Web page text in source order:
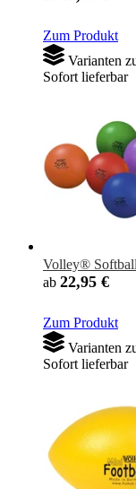
Zum Produkt
Varianten
Sofort lieferbar
Volley®
ab 22,95 €
Zum Produkt
Varianten
Sofort lieferbar